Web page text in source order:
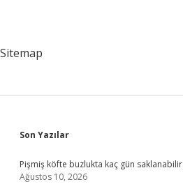
Sitemap
Sidebar
Son Yazılar
Pişmiş köfte buzlukta kaç gün saklanabilir
Ağustos 10, 2026